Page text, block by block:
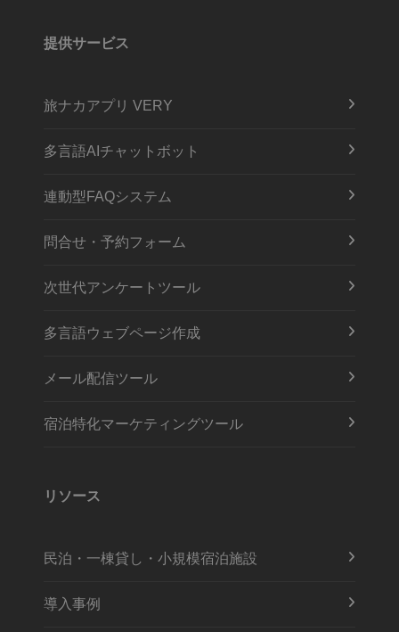
提供サービス
旅ナカアプリ VERY
多言語AIチャットボット
連動型FAQシステム
問合せ・予約フォーム
次世代アンケートツール
多言語ウェブページ作成
メール配信ツール
宿泊特化マーケティングツール
リソース
民泊・一棟貸し・小規模宿泊施設
導入事例